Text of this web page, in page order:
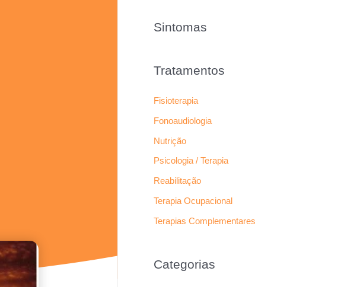
Sintomas
Tratamentos
Fisioterapia
Fonoaudiologia
Nutrição
Psicologia / Terapia
Reabilitação
Terapia Ocupacional
Terapias Complementares
Categorias